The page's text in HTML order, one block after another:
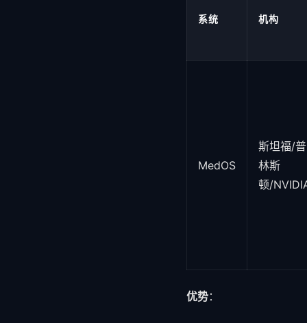
系统 机构
MedOS
斯坦福/普
林斯
顿/
优势：